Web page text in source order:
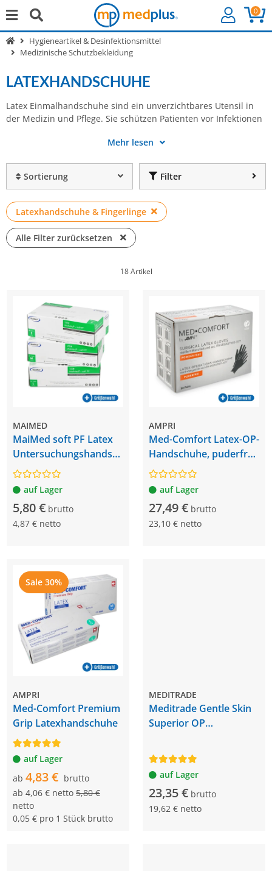
0
Hygieneartikel & Desinfektionsmittel
Medizinische Schutzbekleidung
LATEXHANDSCHUHE
Latex Einmalhandschuhe sind ein unverzichtbares Utensil in
der Medizin und Pflege. Sie schützen Patienten vor Infektionen
und das medizinische Personal vor Kontamination. Durch ihre
hohe Elastizität passen sie sich perfekt an die Hand an und
Mehr lesen
Filter
Sortierung
Latexhandschuhe & Fingerlinge
Alle Filter zurücksetzen
18 Artikel
MAIMED
MaiMed soft PF Latex
Untersuchungshandsch
uhe
auf Lager
5,80 € brutto
4,87 € netto
AMPRI
Med-Comfort Latex-OP-
Handschuhe, puderfrei,
50 Paar
auf Lager
27,49 € brutto
23,10 € netto
Sale 30%
AMPRI
Med-Comfort Premium
Grip Latexhandschuhe
auf Lager
ab 4,83 € brutto
ab 4,06 € netto 5,80 €
netto
0,05 € pro 1 Stück brutto
MEDITRADE
Meditrade Gentle Skin
Superior OP
auf Lager
23,35 € brutto
19,62 € netto